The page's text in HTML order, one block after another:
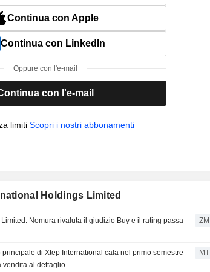
Continua con Apple
Continua con LinkedIn
Oppure con l'e-mail
con l'e-mail
limiti Scopri i nostri abbonamenti
Holdings Limited
Nomura rivaluta il giudizio Buy e il rating passa
ZM
principale di Xtep International cala nel primo semestre
vendita al dettaglio
MT